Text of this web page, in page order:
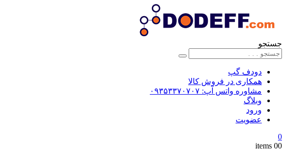
جستجو
دودف گپ
همکاری در فروش کالا
مشاوره واتس آپ: ۰۹۳۵۳۳۷۰۷۰۷
وبلاگ
ورود
عضویت
0
00 items